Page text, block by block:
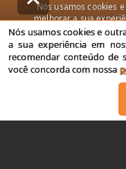
Nós usamos cookies
melhorar a sua
publicidade e
nossos serviços, você
Política de
Nós usamos cookies e
a sua experiência em
recomendar conteúdo de
você concorda com nossa